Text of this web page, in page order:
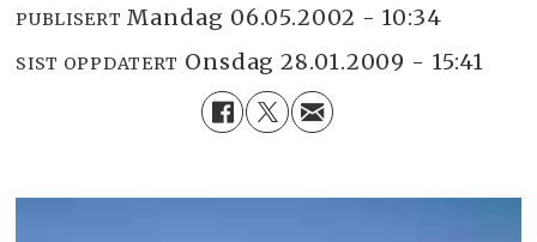
PUBLISERT mandag 06.05.2002 - 10:34
SIST OPPDATERT onsdag 28.01.2009 - 15:41